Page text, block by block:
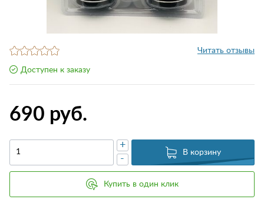
Читать отзывы
Доступен к заказу
690 руб.
-
+
В корзину
Купить в один клик